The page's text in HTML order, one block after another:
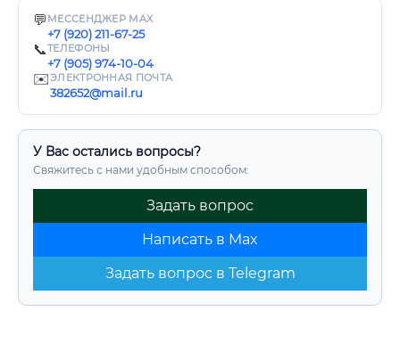
💬 МЕССЕНДЖЕР MAX
+7 (920) 211-67-25
📞ТЕЛЕФОНЫ
+7 (905) 974-10-04
✉️ЭЛЕКТРОННАЯ ПОЧТА
382652@mail.ru
У Вас остались вопросы?
Свяжитесь с нами удобным способом:
Задать вопрос
Написать в Max
Задать вопрос в Telegram